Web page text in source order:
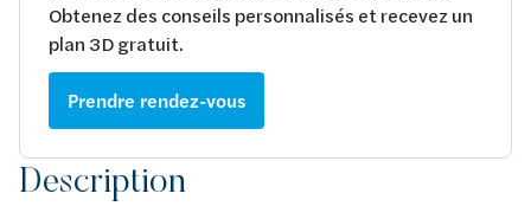
Obtenez des conseils personnalisés et recevez un
plan 3D gratuit.
Prendre rendez-vous
Description